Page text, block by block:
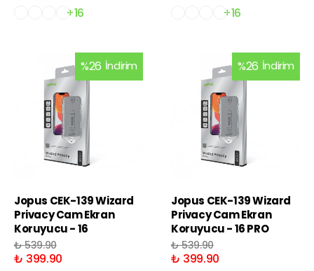
+16
+16
%26 İndirim
Jopus CEK-139 Wizard
Privacy Cam Ekran
Koruyucu - 16
₺ 539.90
₺ 399.90
%26 İndirim
Jopus CEK-139 Wizard
Privacy Cam Ekran
Koruyucu - 16 PRO
₺ 539.90
₺ 399.90